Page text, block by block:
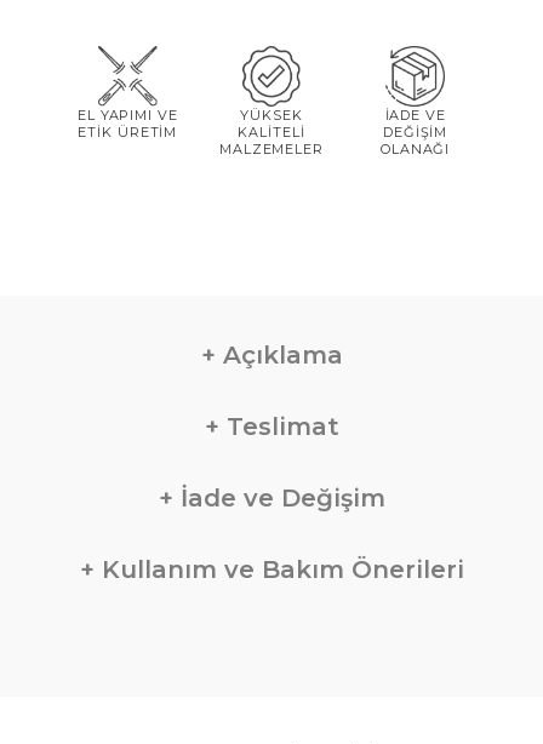
EL YAPIMI VE
ETİK ÜRETİM
YÜKSEK
KALİTELİ
MALZEMELER
İADE VE
DEĞİŞİM
OLANAĞI
Açıklama
Teslimat
İade ve Değişim
Kullanım ve Bakım Önerileri